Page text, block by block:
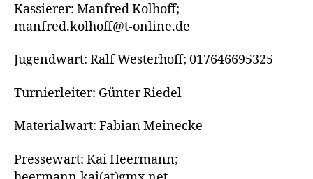
Kassierer: Manfred Kolhoff;
manfred.kolhoff@t-online.de
Jugendwart: Ralf Westerhoff; 017646695325
Turnierleiter: Günter Riedel
Materialwart: Fabian Meinecke
Pressewart: Kai Heermann;